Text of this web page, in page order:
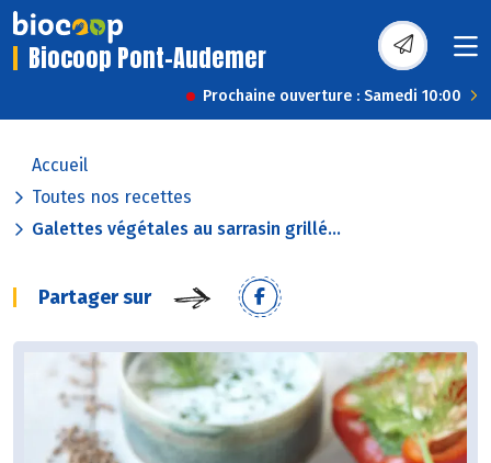
Biocoop Pont-Audemer
Prochaine ouverture : Samedi 10:00
Accueil
Toutes nos recettes
Galettes végétales au sarrasin grillé...
Partager sur